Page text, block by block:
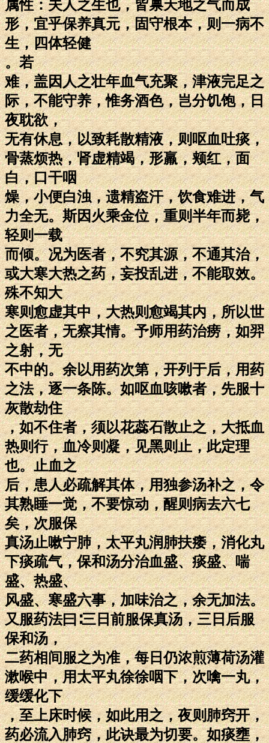
属性：夫人之生也，皆禀天地之气而成
形，宜乎保养真元，固守根本，则一病不
生，四体轻健
。若
难，盖因人之壮年血气充聚，津液完足之
际，不能守养，惟务酒色，岂分饥饱，日
夜耽欲，
无有休息，以致耗散精液，则呕血吐痰，
骨蒸烦热，肾虚精竭，形羸，颊红，面
白，口干咽
燥，小便白浊，遗精盗汗，饮食难进，气
力全无。斯因火乘金位，重则半年而毙，
轻则一载
而倾。况为医者，不究其源，不通其治，
或大寒大热之药，妄投乱进，不能取效。
殊不知大
寒则愈虚其中，大热则愈竭其内，所以世
之医者，无察其情。予师用药治痨，如羿
之射，无
不中的。余以用药次第，开列于后，用药
之法，逐一条陈。如呕血咳嗽者，先服十
灰散劫住
，如不住者，须以花蕊石散止之，大抵血
热则行，血冷则凝，见黑则止，此定理
也。止血之
后，患人必疏解其体，用独参汤补之，令
其熟睡一觉，不要惊动，醒则病去六七
矣，次服保
真汤止嗽宁肺，太平丸润肺扶痿，消化丸
下痰疏气，保和汤分治血盛、痰盛、喘
盛、热盛、
风盛、寒盛六事，加味治之，余无加法。
又服药法曰∶三日前服保真汤，三日后服
保和汤，
二药相间服之为准，每日仍浓煎薄荷汤灌
漱喉中，用太平丸徐徐咽下，次噙一丸，
缓缓化下
，至上床时候，如此用之，夜则肺窍开，
药必流入肺窍，此诀最为切要。如痰壅，